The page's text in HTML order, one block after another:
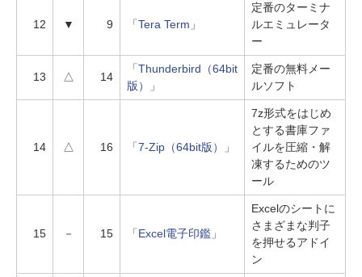
12 ▼ 9 「Tera Term」
定番のターミナ
ルエミュレータ
ー
13 △ 14
「Thunderbird（64bit
版）」
定番の無料メー
ルソフト
14 △ 16 「7-Zip（64bit版）」
7z形式をはじめ
とする書庫ファ
イルを圧縮・解
凍するためのツ
ール
15 － 15 「Excel電子印鑑」
Excelのシートに
さまざまな判子
を押せるアドイ
ン